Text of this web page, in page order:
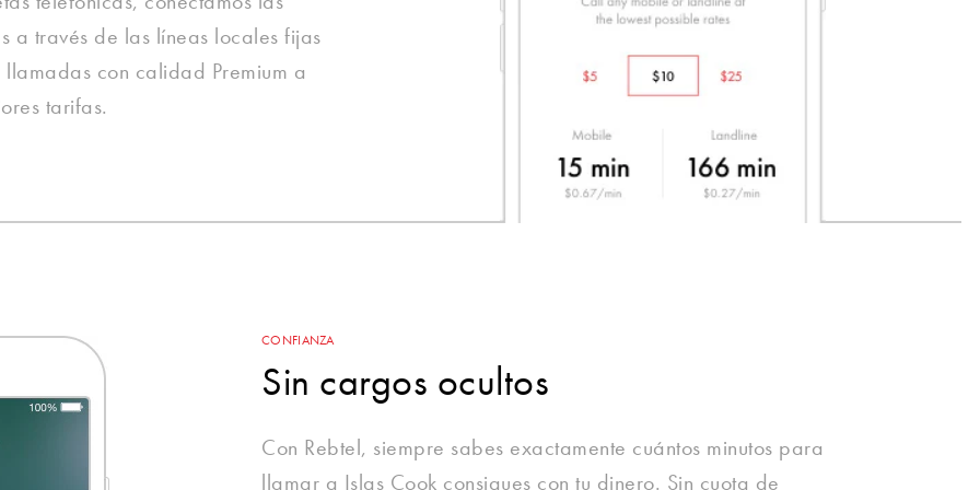
a través de las líneas locales fijas
con calidad Premium a
tarifas.
CONFIANZA
Sin cargos ocultos
Con Rebtel, siempre sabes exactamente cuántos minutos para
llamar a Islas Cook consigues con tu dinero. Sin cuota de